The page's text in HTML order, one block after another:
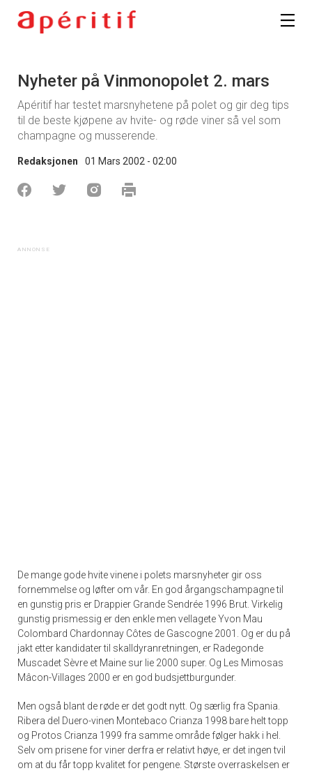
Nyheter på Vinmonopolet 2. mars
Apéritif har testet marsnyhetene på polet og gir deg tips
til de beste kjøpene av hvite- og røde viner så vel som
champagne og musserende.
Redaksjonen 01 Mars 2002 - 02:00
De mange gode hvite vinene i polets marsnyheter gir oss
fornemmelse og løfter om vår. En god årgangschampagne til
en gunstig pris er Drappier Grande Sendrée 1996 Brut. Virkelig
gunstig prismessig er den enkle men vellagete Yvon Mau
Colombard Chardonnay Côtes de Gascogne 2001. Og er du på
jakt etter kandidater til skalldyranretningen, er Radegonde
Muscadet Sèvre et Maine sur lie 2000 super. Og Les Mimosas
Mâcon-Villages 2000 er en god budsjettburgunder.
Men også blant de røde er det godt nytt. Og særlig fra Spania.
Ribera del Duero-vinen Montebaco Crianza 1998 bare helt topp
og Protos Crianza 1999 fra samme område følger hakk i hel.
Selv om prisene for viner derfra er relativt høye, er det ingen tvil
om at du får topp kvalitet for pengene. Største overraskelsen er